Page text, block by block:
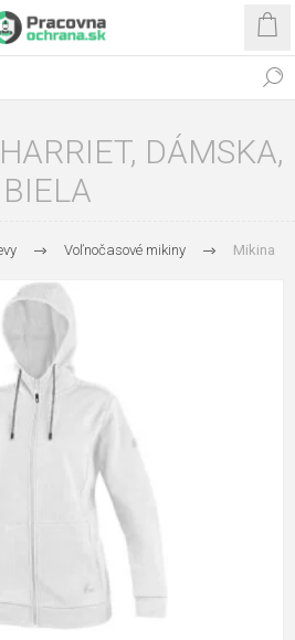
DÁMSKA,
BIELA
Voľnočasové mikiny Mikina